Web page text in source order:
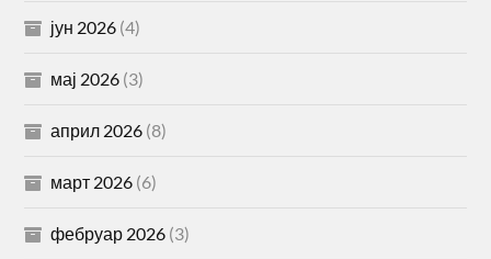
јун 2026 (4)
мај 2026 (3)
април 2026 (8)
март 2026 (6)
фебруар 2026 (3)